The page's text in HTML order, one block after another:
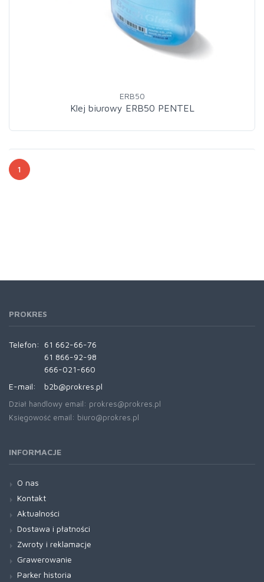
ERB50
Klej biurowy ERB50 PENTEL
1
PROKRES
Telefon:
61 662-66-76
61 866-92-98
666-021-660
E-mail:
b2b@prokres.pl
Dział handlowy email: prokres@prokres.pl
Księgowość email: biuro@prokres.pl
INFORMACJE
O nas
Kontakt
Aktualności
Dostawa i płatności
Zwroty i reklamacje
Grawerowanie
Parker historia